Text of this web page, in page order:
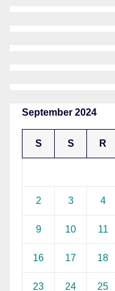
September 2024
S S R
2 3 4
9 10 11
16 17 18
23 24 25